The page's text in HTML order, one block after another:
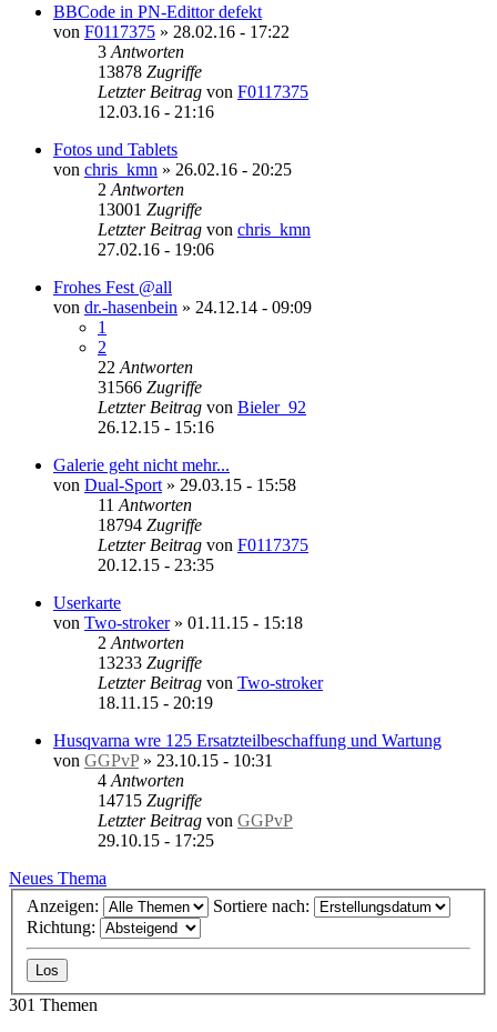
BBCode in PN-Edittor defekt
von F0117375 » 28.02.16 - 17:22
3 Antworten
13878 Zugriffe
Letzter Beitrag von F0117375
12.03.16 - 21:16
Fotos und Tablets
von chris_kmn » 26.02.16 - 20:25
2 Antworten
13001 Zugriffe
Letzter Beitrag von chris_kmn
27.02.16 - 19:06
Frohes Fest @all
von dr.-hasenbein » 24.12.14 - 09:09
1
2
22 Antworten
31566 Zugriffe
Letzter Beitrag von Bieler_92
26.12.15 - 15:16
Galerie geht nicht mehr...
von Dual-Sport » 29.03.15 - 15:58
11 Antworten
18794 Zugriffe
Letzter Beitrag von F0117375
20.12.15 - 23:35
Userkarte
von Two-stroker» 01.11.15 - 15:18
2 Antworten
13233 Zugriffe
Letzter Beitrag von Two-stroker
18.11.15 - 20:19
Husqvarna wre 125 Ersatzteilbeschaffung und Wartung
von GGPvP» 23.10.15 - 10:31
4 Antworten
14715 Zugriffe
Letzter Beitrag von GGPvP
29.10.15 - 17:25
Neues Thema
Anzeigen:
Sortiere nach:
Richtung:
301 Themen